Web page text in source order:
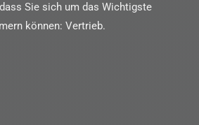
Sie sich um das Wichtigste
können: Vertrieb.